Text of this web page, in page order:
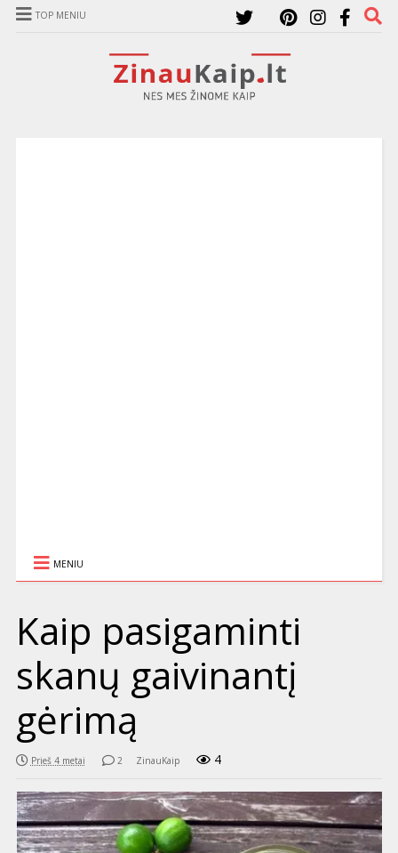
TOP MENIU
MENIU
Kaip pasigaminti
skanų gaivinantį
gėrimą
Prieš 4 metai 2 ZinauKaip 4